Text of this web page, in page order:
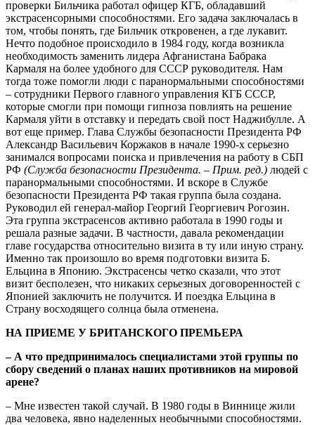
проверки Бильчика работал офицер КГБ, обладавший
экстрасенсорными способностями. Его задача заключалась в
том, чтобы понять, где Бильчик откровенен, а где лукавит.
Нечто подобное происходило в 1984 году, когда возникла
необходимость заменить лидера Афганистана Бабрака
Кармаля на более удобного для СССР руководителя. Нам
тогда тоже помогли люди с паранормальными способностями
– сотрудники Первого главного управления КГБ СССР,
которые смогли при помощи гипноза повлиять на решение
Кармаля уйти в отставку и передать свой пост Наджибулле. А
вот еще пример. Глава Службы безопасности Президента РФ
Александр Васильевич Коржаков в начале 1990-х серьезно
занимался вопросами поиска и привлечения на работу в СБП
РФ (Служба безопасности Президента. – Прим. ред.) людей с
паранормальными способностями. И вскоре в Службе
безопасности Президента РФ такая группа была создана.
Руководил ей генерал-майор Георгий Георгиевич Рогозин.
Эта группа экстрасенсов активно работала в 1990 годы и
решала разные задачи. В частности, давала рекомендации
главе государства относительно визита в ту или иную страну.
Именно так произошло во время подготовки визита Б.
Ельцина в Японию. Экстрасенсы четко сказали, что этот
визит бесполезен, что никаких серьезных договоренностей с
Японией заключить не получится. И поездка Ельцина в
Страну восходящего солнца была отменена.
НА ПРИЕМЕ У БРИТАНСКОГО ПРЕМЬЕРА
– А что предпринималось специалистами этой группы по
сбору сведений о планах наших противников на мировой
арене?
– Мне известен такой случай. В 1980 годы в Виннице жили
два человека, явно наделенных необычными способностями.